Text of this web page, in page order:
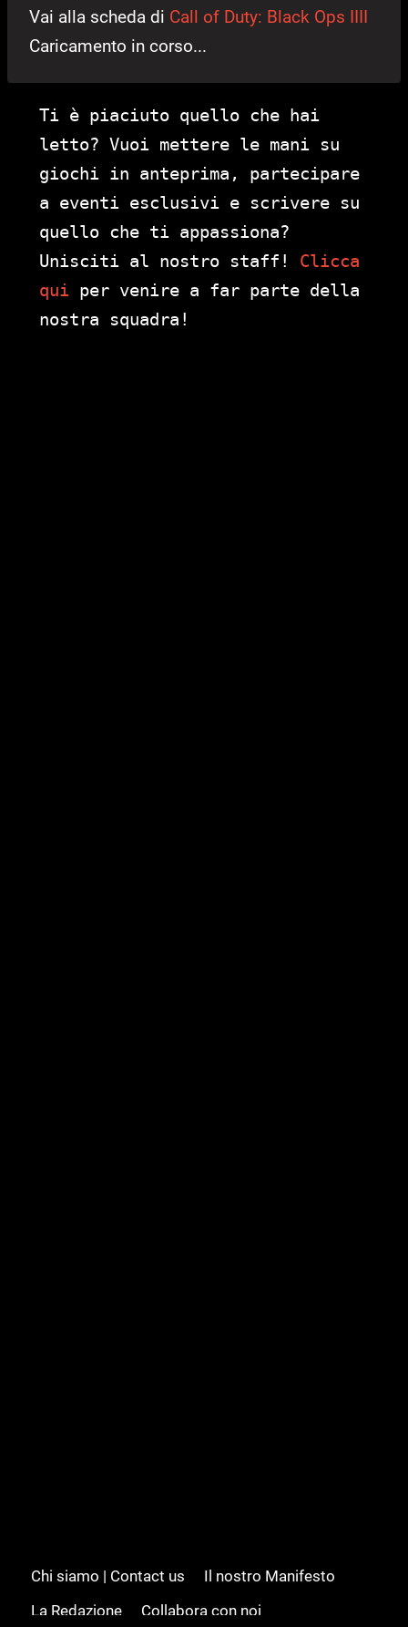
Vai alla scheda di Call of Duty: Black Ops IIII
Caricamento in corso...
Ti è piaciuto quello che hai
letto? Vuoi mettere le mani su
giochi in anteprima, partecipare
a eventi esclusivi e scrivere su
quello che ti appassiona?
Unisciti al nostro staff! Clicca
qui per venire a far parte della
nostra squadra!
Chi siamo | Contact us
Il nostro Manifesto
La Redazione
Collabora con noi